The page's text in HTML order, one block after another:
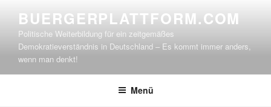
springen
BUERGERPLATTFORM.COM
Politische Weiterbildung für ein zeitgemäßes
Demokratieverständnis in Deutschland – Es kommt immer anders,
wenn man denkt!
Menü